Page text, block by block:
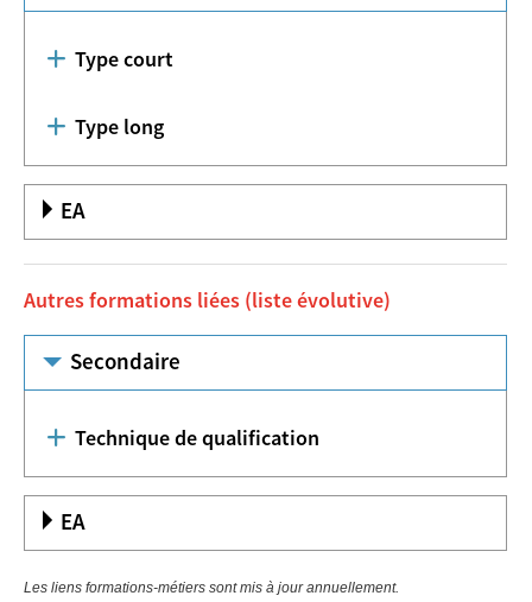
Type court
Type long
EA
Autres formations liées (liste évolutive)
Secondaire
Technique de qualification
EA
Les liens formations-métiers sont mis à jour annuellement.